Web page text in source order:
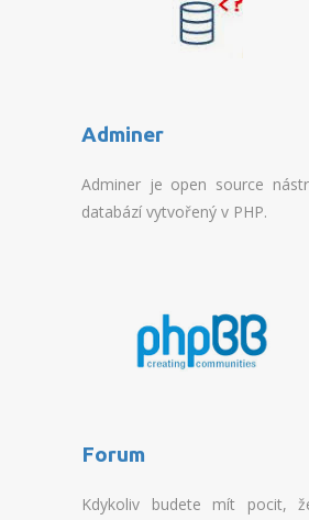
PROVISIONS AND
REFERENCES
Adminer
Adminer je open source
databází vytvořený v PHP.
Forum
Kdykoliv budete mít pocit,